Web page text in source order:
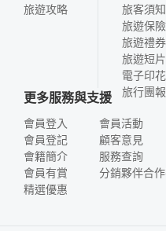
旅遊攻略
旅客須知
旅遊保險
旅遊禮券
旅遊短片
電子印花
旅行團
更多服務與支援
會員登入
會員登記
會籍簡介
會員有賞
精選優惠
會員活動
顧客意見
服務查詢
分銷夥伴合